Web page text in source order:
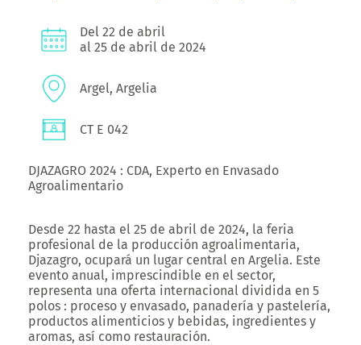
Del 22 de abril
al 25 de abril de 2024
Argel, Argelia
CT E 042
DJAZAGRO 2024 : CDA, Experto en Envasado
Agroalimentario
Desde 22 hasta el 25 de abril de 2024, la feria
profesional de la producción agroalimentaria,
Djazagro, ocupará un lugar central en Argelia. Este
evento anual, imprescindible en el sector,
representa una oferta internacional dividida en 5
polos : proceso y envasado, panadería y pastelería,
productos alimenticios y bebidas, ingredientes y
aromas, así como restauración.